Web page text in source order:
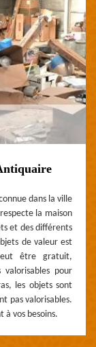
dans la ville
la maison
et des différents
de valeur est
être gratuit,
pour
les objets sont
pas valorisables.
à vos besoins.